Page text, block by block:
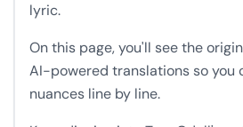
lyric.
On this page, you'll see the
AI-powered translations so you
nuances line by line.